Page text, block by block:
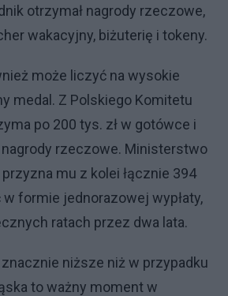
otrzymał nagrody rzeczowe,
wakacyjny, biżuterię i tokeny.
może liczyć na wysokie
medal. Z Polskiego Komitetu
po 200 tys. zł w gotówce i
nagrody rzeczowe. Ministerstwo
mu z kolei łącznie 394
w formie jednorazowej wypłaty,
ratach przez dwa lata.
niższe niż w przypadku
to ważny moment w